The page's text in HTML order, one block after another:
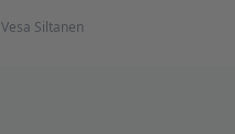
Vesa Siltanen